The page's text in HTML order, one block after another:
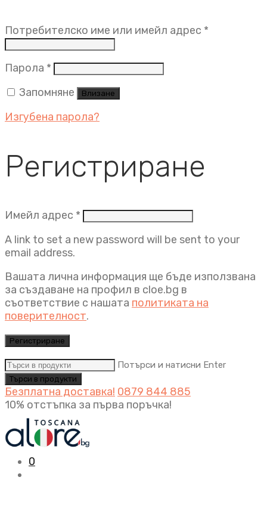
Потребителско име или имейл адрес *
Парола * Задължително
Запомняне
Влизане
Изгубена парола?
Регистриране
Имейл адрес * Задължително
A link to set a new password will be sent to your
email address.
Вашата лична информация ще бъде използвана
за създаване на профил в cloe.bg в
съответствие с нашата политиката на
поверителност.
Регистриране
Потърси и натисни Enter
Безплатна доставка! 0879 844 885
10% отстъпка за първа поръчка!
0